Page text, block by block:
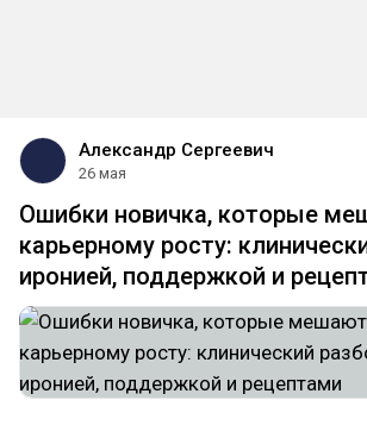
Александр Сергеевич
26 мая
Ошибки новичка, которые
карьерному росту:
иронией, поддержкой и